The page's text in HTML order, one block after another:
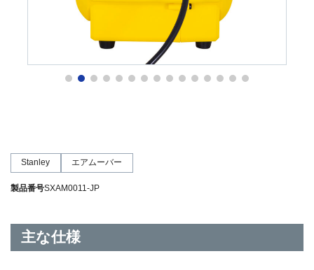
Stanley エアムーバー
製品番号SXAM0011-JP
主な仕様